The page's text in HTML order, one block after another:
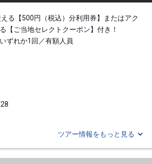
る【500円（税込）分利用券】またはアク
【ご当地セレクトクーポン】付き！
ずれか1回／有額人員
ツアー情報をもっと見る